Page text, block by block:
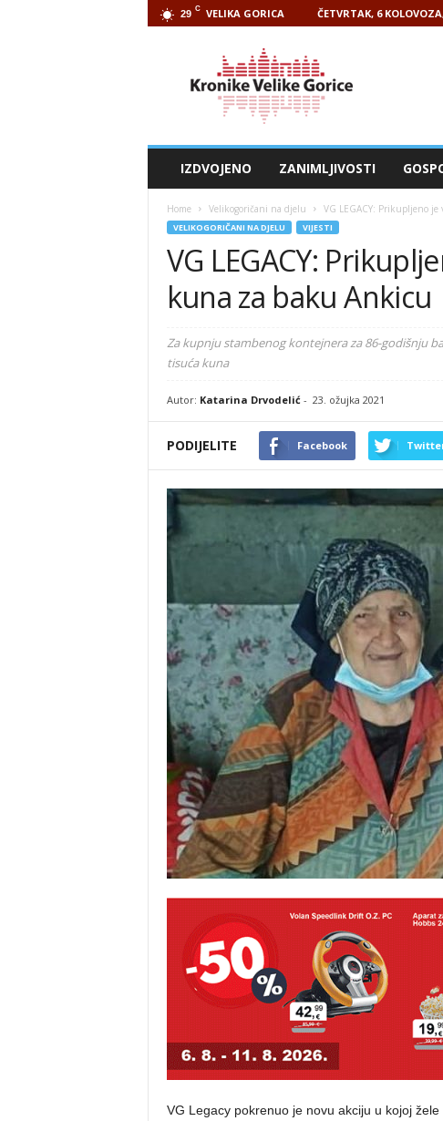
29 C VELIKA GORICA ČETVRTAK, 6
IZDVOJENO ZANIMLJIVOSTI
Home Velikogoričani na djelu VG LEGACY: Prikupljeno
VELIKOGORIČANI NA DJELU VIJESTI
VG LEGACY:
kuna za baku Ankicu
Za kupnju stambenog kontejnera za 86-godišnju
tisuća kuna
Autor: Katarina Drvodelić- 23. ožujka 2021
PODIJELITE Facebook
VG Legacy pokrenuo je novu akciju u kojoj žele